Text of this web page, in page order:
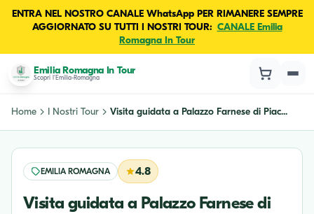
ENTRA NEL NOSTRO CANALE WhatsApp PER RIMANERE SEMPRE
AGGIORNATO SU TUTTI I NOSTRI TOUR: CANALE Emilia
Romagna In Tour
Emilia Romagna In Tour
Scopri l'Emilia-Romagna
Home I Nostri Tour Visita guidata a Palazzo Farnese di Piac...
EMILIA ROMAGNA 4.8
Visita guidata a Palazzo Farnese di